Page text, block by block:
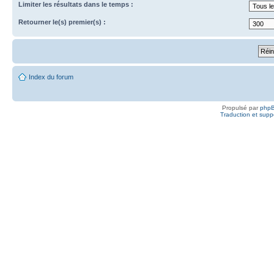
Limiter les résultats dans le temps :
Retourner le(s) premier(s) :
Index du forum
Propulsé par
Traduction et